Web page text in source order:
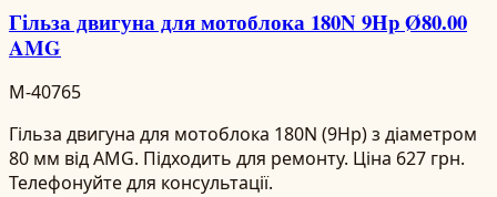
Гільза двигуна для мотоблока 180N 9Hp Ø80.00
AMG
M-40765
Гільза двигуна для мотоблока 180N (9Hp) з діаметром
80 мм від AMG. Підходить для ремонту. Ціна 627 грн.
Телефонуйте для консультації.